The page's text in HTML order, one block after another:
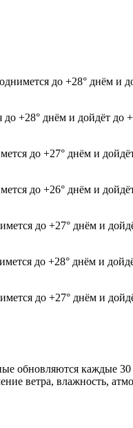
до +28° днём
+28° днём и дойдёт
до +27° днём и
до +26° днём и
до +27° днём и
до +28° днём и
до +27° днём и
обновляются каждые
ветра, влажность,